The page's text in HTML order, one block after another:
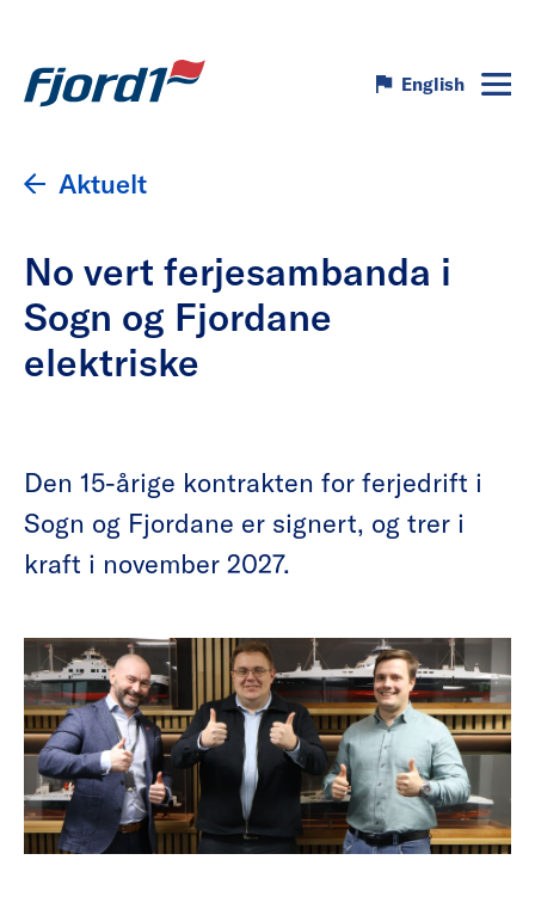
English
Aktuelt
No vert ferjesambanda i
Sogn og Fjordane
elektriske
Den 15-årige kontrakten for ferjedrift i
Sogn og Fjordane er signert, og trer i
kraft i november 2027.